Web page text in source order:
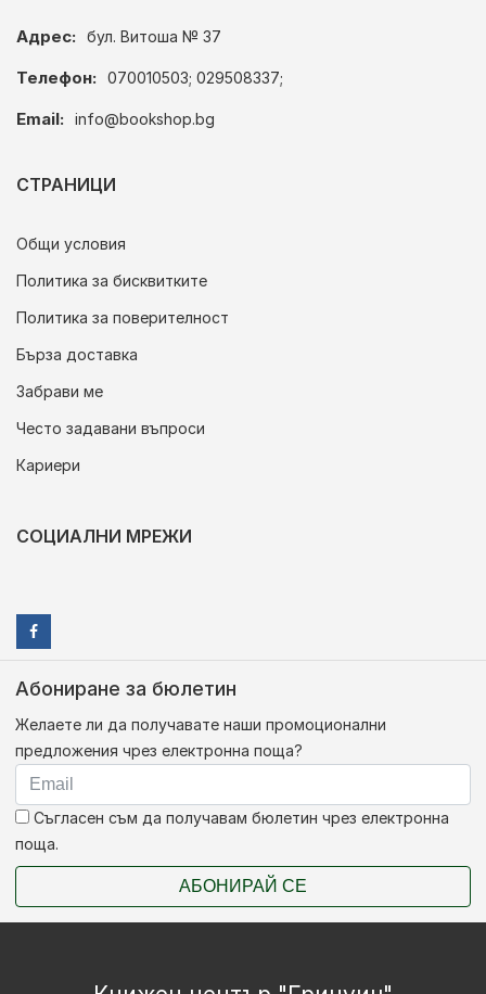
Адрес: бул. Витоша № 37
Телефон: 070010503; 029508337;
Email: info@bookshop.bg
СТРАНИЦИ
Общи условия
Политика за бисквитките
Политика за поверителност
Бърза доставка
Забрави ме
Често задавани въпроси
Кариери
СОЦИАЛНИ МРЕЖИ
Абониране за бюлетин
Желаете ли да получавате наши промоционални
предложения чрез електронна поща?
Съгласен съм да получавам бюлетин чрез електронна
поща.
АБОНИРАЙ СЕ